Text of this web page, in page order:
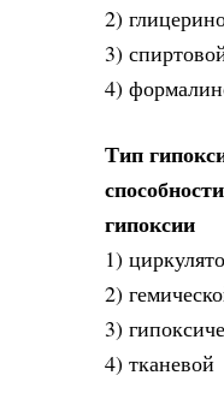
2)
3)
4)
Тип
гипоксии
1)
2)
3)
4) тканевой